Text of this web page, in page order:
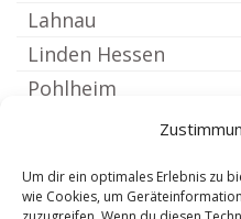
Um dir ein optimales Erlebnis zu
wie Cookies, um
Lahnau
Linden Hessen
Pohlheim
Gießen